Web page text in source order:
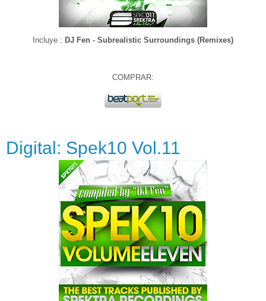
Incluye : DJ Fen - Subrealistic Surroundings (Remixes)
COMPRAR:
Digital: Spek10 Vol.11